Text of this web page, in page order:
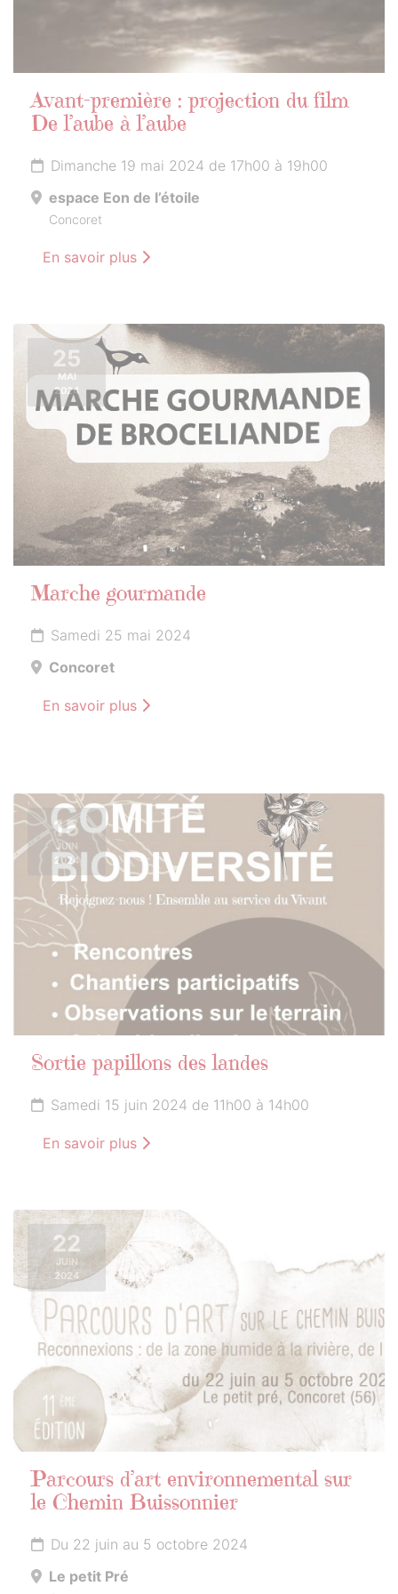
Avant-première : projection du film
De l’aube à l’aube
Dimanche 19 mai 2024 de 17h00 à 19h00
espace Eon de l’étoile
Concoret
En savoir plus
25
MAI
2024
Marche gourmande
Samedi 25 mai 2024
Concoret
En savoir plus
15
JUIN
2024
Sortie papillons des landes
Samedi 15 juin 2024 de 11h00 à 14h00
En savoir plus
22
JUIN
2024
Parcours d’art environnemental sur
le Chemin Buissonnier
Du 22 juin au 5 octobre 2024
Le petit Pré